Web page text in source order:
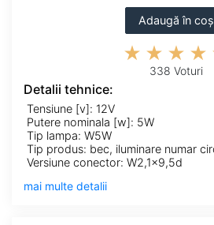
Adaugă în coș
338 Voturi
Detalii tehnice:
Tensiune [v]: 12V
Putere nominala [w]: 5W
Tip lampa: W5W
Versiune conector: W2,1x9,5d
mai multe detalii